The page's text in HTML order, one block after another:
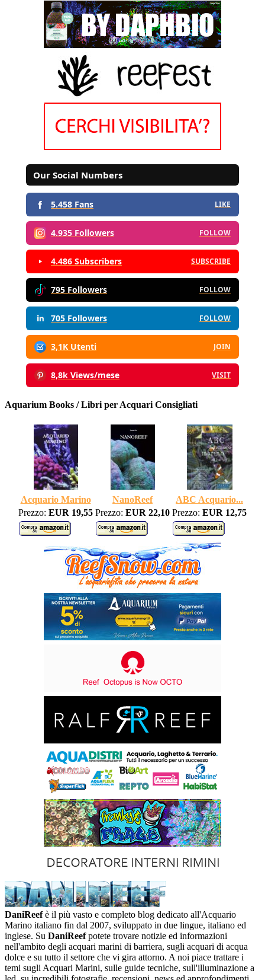
Our Social Numbers
5.458 Fans LIKE
4.935 Followers FOLLOW
4.486 Subscribers SUBSCRIBE
795 Followers FOLLOW
705 Followers FOLLOW
3,1K Utenti JOIN
8,8k Views/mese VISIT
Aquarium Books / Libri per Acquari Consigliati
Acquario Marino NanoReef
ABC Acquario...
Prezzo: EUR 19,55 Prezzo: EUR 22,10 Prezzo: EUR 12,75
DaniReefè il più vasto e completo blog dedicato all'Acquario
Marino italiano fin dal 2007, sviluppato in due lingue, italiano ed
inglese. Su DaniReefpotete trovare notizie ed informazioni
nell'ambito degli acquari marini di barriera, sugli acquari di acqua
dolce e su tutto il settore che vi gira attorno. A noi piace trattare i
temi sugli Acquari Marini, sulle guide tecniche, sull'illuminazione a